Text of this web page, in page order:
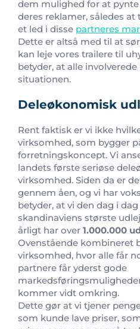
dem mulighed for at
deres reklamer, således
et led i disse partneres
Dette er altså med til at
kan leje vores trailere til
betyder, at alle
situationen.
Deleøkonomisk
Rent faktisk er vi ikke
virksomhed, som bygger
forretningskoncept. Vi
landets første seriøse
virksomhed. Siden da er
gennem åen, og vi har
betyder, at vi den dag i
skandinaviens største
årligt har over 1.000.000
Ovenstående kombineret
virksomhed, hvor alle får
partnere får yderst gode
kommer vidt omkring.
Dette gør at vi tjener
som kunde lave priser,